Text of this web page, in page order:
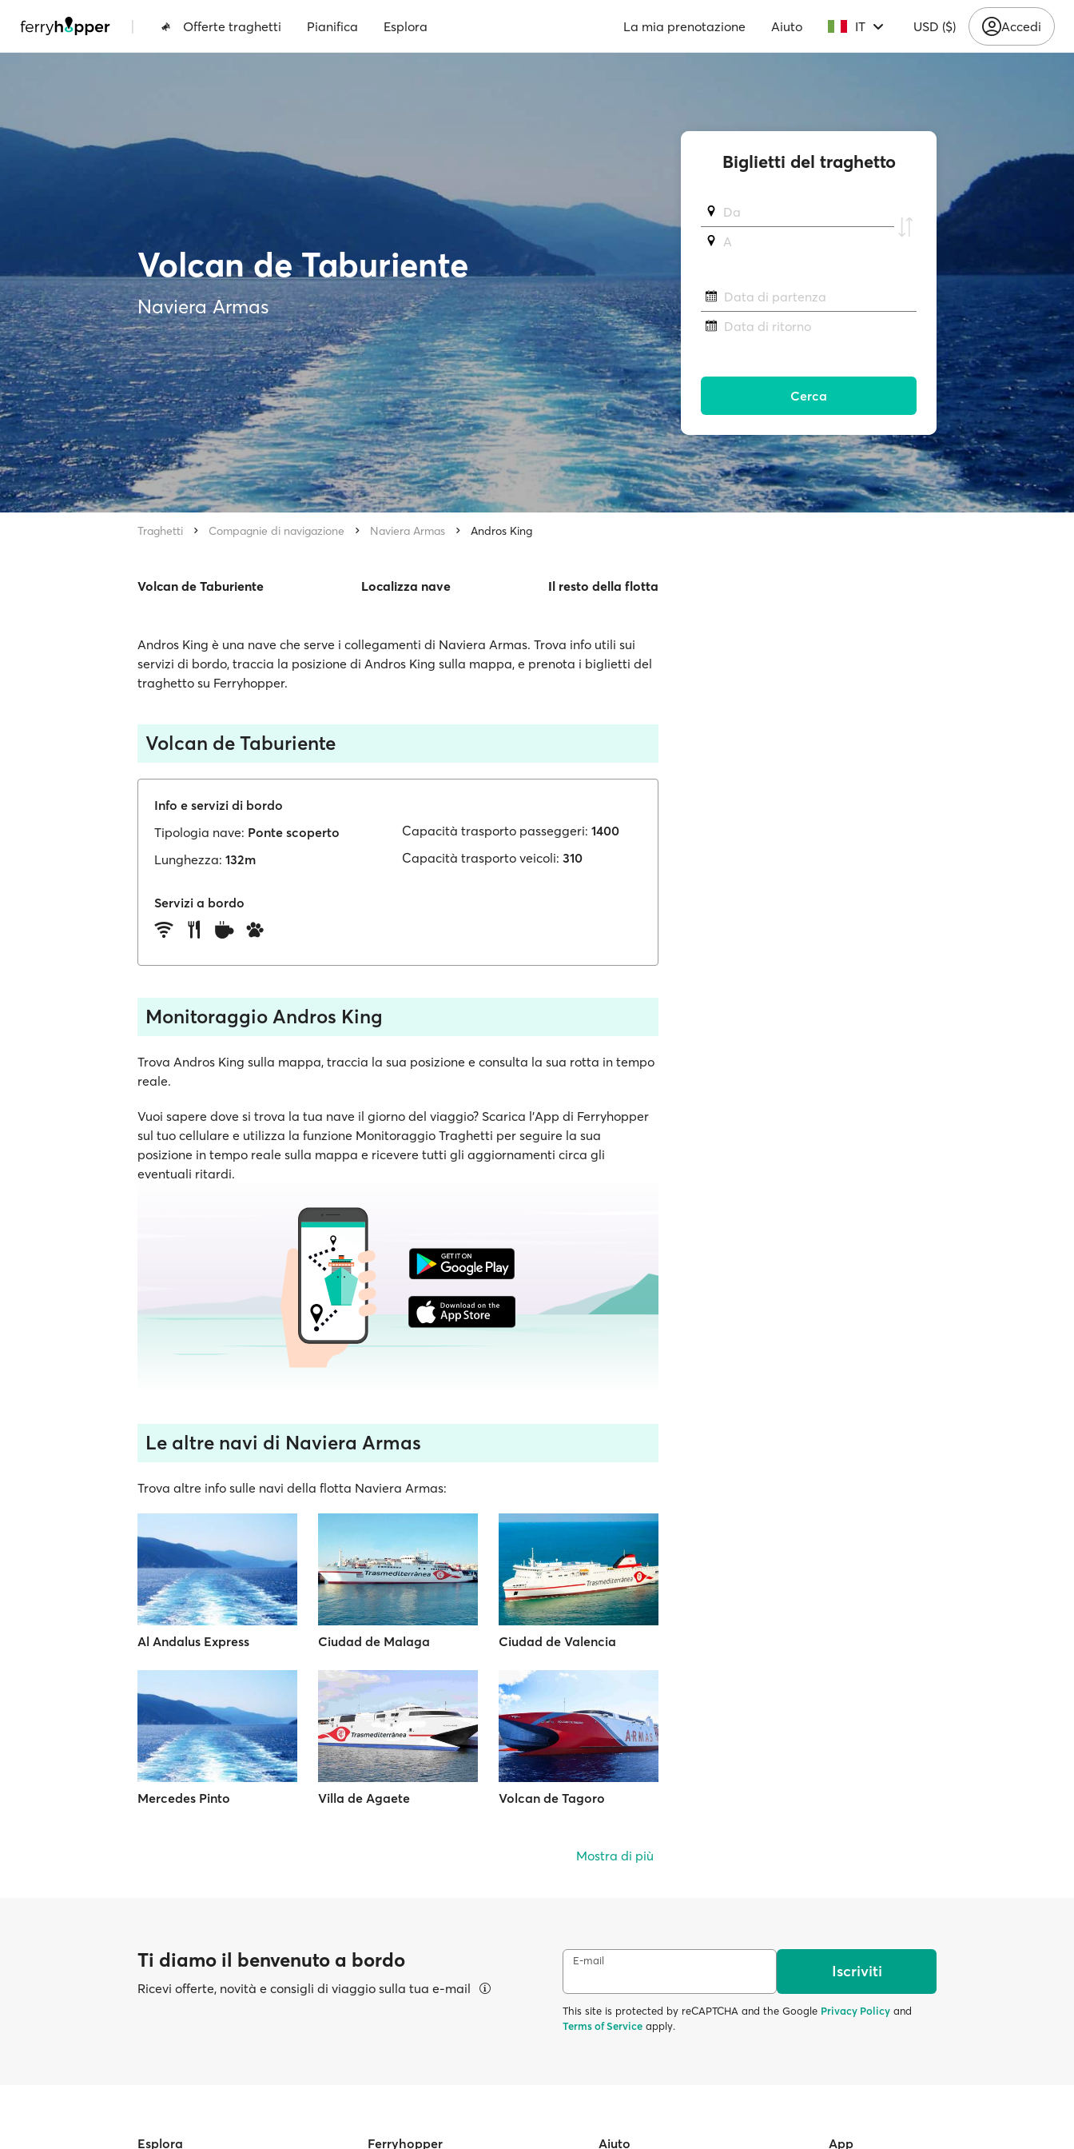
| Offerte traghetti Pianifica Esplora La mia prenotazione Aiuto IT USD ($) Accedi
Volcan de Taburiente
Naviera Armas
Traghetti Compagnie di navigazione Naviera Armas Andros King
Volcan de Taburiente Localizza nave Il resto della flotta
Andros King è una nave che serve i collegamenti di Naviera Armas. Trova info utili sui
servizi di bordo, traccia la posizione di Andros King sulla mappa, e prenota i biglietti del
traghetto su Ferryhopper.
Volcan de Taburiente
Info e servizi di bordo
Tipologia nave: Ponte scoperto
Lunghezza: 132m
Capacità trasporto passeggeri: 1400
Capacità trasporto veicoli: 310
Servizi a bordo
Monitoraggio Andros King
Trova Andros King sulla mappa, traccia la sua posizione e consulta la sua rotta in tempo
reale.
Vuoi sapere dove si trova la tua nave il giorno del viaggio? Scarica l'App di Ferryhopper
sul tuo cellulare e utilizza la funzione Monitoraggio Traghetti per seguire la sua
posizione in tempo reale sulla mappa e ricevere tutti gli aggiornamenti circa gli
eventuali ritardi.
Le altre navi di Naviera Armas
Trova altre info sulle navi della flotta Naviera Armas:
Al Andalus Express Ciudad de Malaga Ciudad de Valencia
Mercedes Pinto Villa de Agaete Volcan de Tagoro
Mostra di più
Biglietti del traghetto
Da
A
Data di partenza
Data di ritorno
Cerca
Ti diamo il benvenuto a bordo
Ricevi offerte, novità e consigli di viaggio sulla tua e-mail
E-mail
Iscriviti
This site is protected by reCAPTCHA and the Google Privacy Policy and
Terms of Service apply.
Esplora Ferryhopper Aiuto App